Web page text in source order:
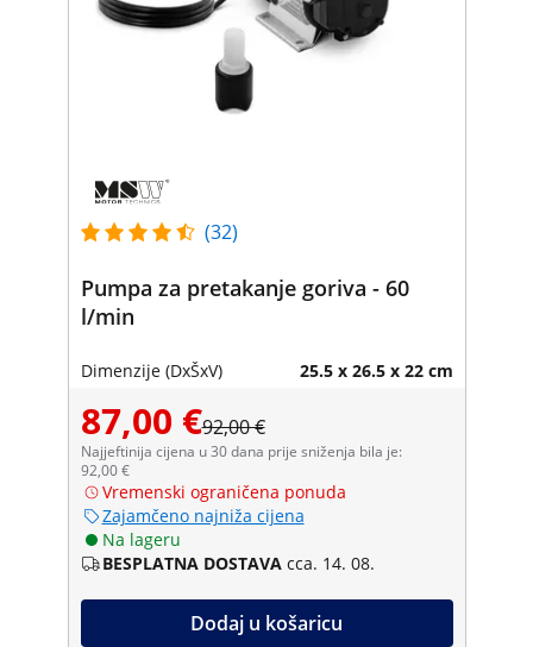
(32)
Pumpa za pretakanje goriva - 60
l/min
Dimenzije (DxŠxV) 25.5 x 26.5 x 22 cm
87,00 €92,00 €
Najjeftinija cijena u 30 dana prije sniženja bila je:
92,00 €
Vremenski ograničena ponuda
Zajamčeno najniža cijena
Na lageru
BESPLATNA DOSTAVA cca. 14. 08.
Dodaj u košaricu